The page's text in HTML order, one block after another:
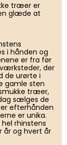
træer er
glæde at
i hånden og
er fra før
der
de urørte i
gamle sten
træer,
sælges de
efterhånden
er unika.
rhinstens
år og hvert år